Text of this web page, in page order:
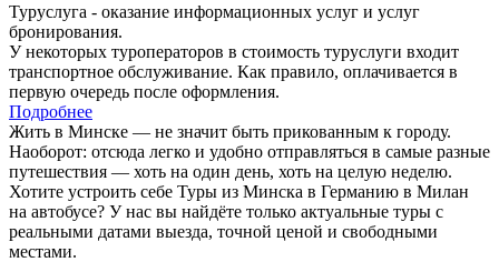
Туруслуга - оказание информационных услуг и услуг
бронирования.
У некоторых туроператоров в стоимость туруслуги входит
транспортное обслуживание. Как правило, оплачивается в
первую очередь после оформления.
Подробнее
Жить в Минске — не значит быть прикованным к городу.
Наоборот: отсюда легко и удобно отправляться в самые разные
путешествия — хоть на один день, хоть на целую неделю.
Хотите устроить себе Туры из Минска в Германию в Милан
на автобусе? У нас вы найдёте только актуальные туры с
реальными датами выезда, точной ценой и свободными
местами.